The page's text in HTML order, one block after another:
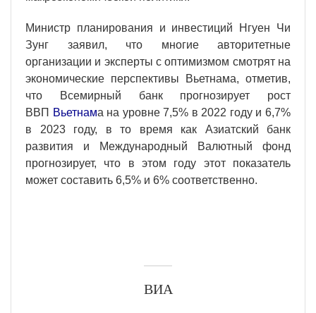
Министр планирования и инвестиций Нгуен Чи
Зунг заявил, что многие авторитетные
организации и эксперты с оптимизмом смотрят на
экономические перспективы Вьетнама, отметив,
что Всемирный банк прогнозирует рост
ВВП Вьетнама на уровне 7,5% в 2022 году и 6,7%
в 2023 году, в то время как Азиатский банк
развития и Международный Валютный фонд
прогнозирует, что в этом году этот показатель
может составить 6,5% и 6% соответственно.
ВИА